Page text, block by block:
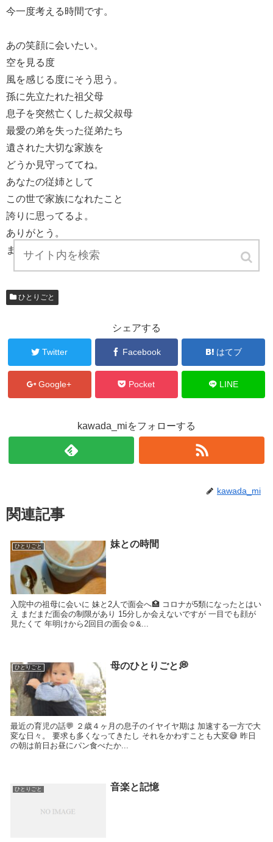
今一度考える時間です。
あの笑顔に会いたい。
空を見る度
風を感じる度にそう思う。
孫に先立たれた祖父母
息子を突然亡くした叔父叔母
最愛の弟を失った従弟たち
遺された大切な家族を
どうか見守っててね。
あなたの従姉として
この世で家族になれたこと
誇りに思ってるよ。
ありがとう。
またいつか会おうね。
ひとりごと
シェアする
Twitter Facebook はてブ
Google+ Pocket LINE
kawada_miをフォローする
kawada_mi
関連記事
ひとりごと 妹との時間
入院中の祖母に会いに 妹と2人で面会へ🏥 コロナが5類になったとはい
え まだまだ面会の制限があり 15分しか会えないですが 一目でも顔が
見たくて 年明けから2回目の面会☺&...
ひとりごと 母のひとりごと💭
最近の育児の話💬 ２歳４ヶ月の息子のイヤイヤ期は 加速する一方で大
変な日々。 要求も多くなってきたし それをかわすことも大変😅 昨日
の朝は前日お昼にパン食べたか...
ひとりごと 音楽と記憶